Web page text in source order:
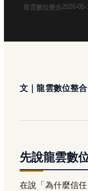
龍雲數位整合2026-05-
文｜龍雲數位整
先說龍雲數
在說「為什麼信